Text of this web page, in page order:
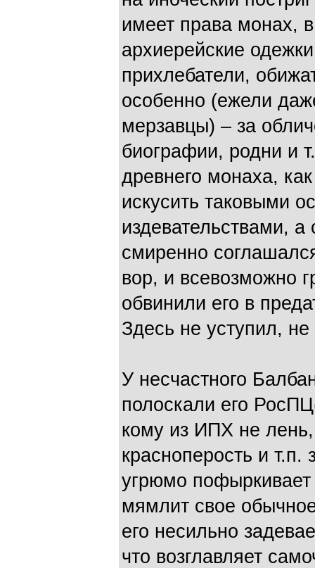
имеет права монах,
архиерейские
прихлебатели,
особенно (ежели
мерзавцы) – за
биографии, родни и
древнего монаха,
искусить таковыми
издевательствами, а
смиренно
вор, и всевозможно
обвинили его в
Здесь не уступил, не
У несчастного
полоскали его
кому из ИПХ не лень,
красноперость и т.п.
угрюмо пофыркивает
мямлит свое
его несильно
что возглавляет